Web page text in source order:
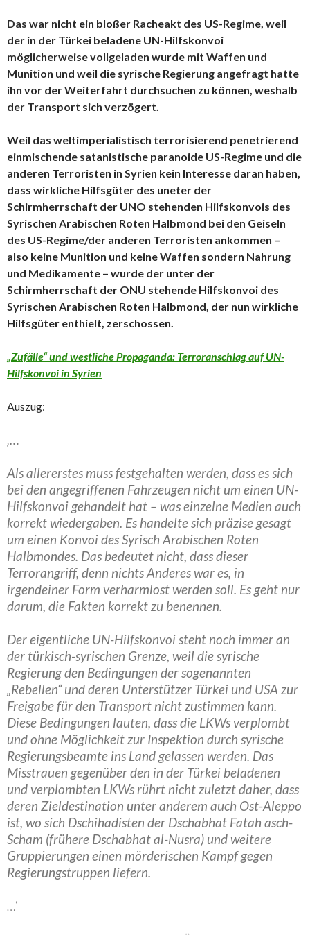
Das war nicht ein bloßer Racheakt des US-Regime, weil
der in der Türkei beladene UN-Hilfskonvoi
möglicherweise vollgeladen wurde mit Waffen und
Munition und weil die syrische Regierung angefragt hatte
ihn vor der Weiterfahrt durchsuchen zu können, weshalb
der Transport sich verzögert.
Weil das weltimperialistisch terrorisierend penetrierend
einmischende satanistische paranoide US-Regime und die
anderen Terroristen in Syrien kein Interesse daran haben,
dass wirkliche Hilfsgüter des uneter der
Schirmherrschaft der UNO stehenden Hilfskonvois des
Syrischen Arabischen Roten Halbmond bei den Geiseln
des US-Regime/der anderen Terroristen ankommen –
also keine Munition und keine Waffen sondern Nahrung
und Medikamente – wurde der unter der
Schirmherrschaft der ONU stehende Hilfskonvoi des
Syrischen Arabischen Roten Halbmond, der nun wirkliche
Hilfsgüter enthielt, zerschossen.
„Zufälle“ und westliche Propaganda: Terroranschlag auf UN-
Hilfskonvoi in Syrien
Auszug:
‚…
Als allererstes muss festgehalten werden, dass es sich
bei den angegriffenen Fahrzeugen nicht um einen UN-
Hilfskonvoi gehandelt hat – was einzelne Medien auch
korrekt wiedergaben. Es handelte sich präzise gesagt
um einen Konvoi des Syrisch Arabischen Roten
Halbmondes. Das bedeutet nicht, dass dieser
Terrorangriff, denn nichts Anderes war es, in
irgendeiner Form verharmlost werden soll. Es geht nur
darum, die Fakten korrekt zu benennen.
Der eigentliche UN-Hilfskonvoi steht noch immer an
der türkisch-syrischen Grenze, weil die syrische
Regierung den Bedingungen der sogenannten
„Rebellen“ und deren Unterstützer Türkei und USA zur
Freigabe für den Transport nicht zustimmen kann.
Diese Bedingungen lauten, dass die LKWs verplombt
und ohne Möglichkeit zur Inspektion durch syrische
Regierungsbeamte ins Land gelassen werden. Das
Misstrauen gegenüber den in der Türkei beladenen
und verplombten LKWs rührt nicht zuletzt daher, dass
deren Zieldestination unter anderem auch Ost-Aleppo
ist, wo sich Dschihadisten der Dschabhat Fatah asch-
Scham (frühere Dschabhat al-Nusra) und weitere
Gruppierungen einen mörderischen Kampf gegen
Regierungstruppen liefern.
…‘